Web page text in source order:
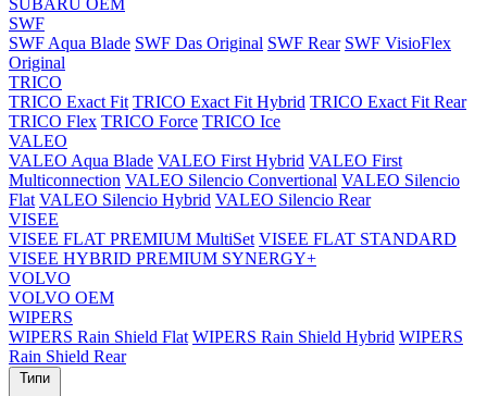
SUBARU OEM
SWF
SWF Aqua Blade SWF Das Original SWF Rear SWF VisioFlex
Original
TRICO
TRICO Exact Fit TRICO Exact Fit Hybrid TRICO Exact Fit Rear
TRICO Flex TRICO Force TRICO Ice
VALEO
VALEO Aqua Blade VALEO First Hybrid VALEO First
Multiconnection VALEO Silencio Convertional VALEO Silencio
Flat VALEO Silencio Hybrid VALEO Silencio Rear
VISEE
VISEE FLAT PREMIUM MultiSet VISEE FLAT STANDARD
VISEE HYBRID PREMIUM SYNERGY+
VOLVO
VOLVO OEM
WIPERS
WIPERS Rain Shield Flat WIPERS Rain Shield Hybrid WIPERS
Rain Shield Rear
Типи